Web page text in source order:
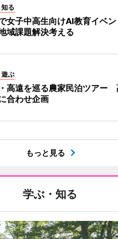
る
女子中高生向けAI教育イベ
域課題解決考える
遊ぶ
高遠を巡る農家民泊ツアー
合わせ企画
もっと見る
学ぶ・知る